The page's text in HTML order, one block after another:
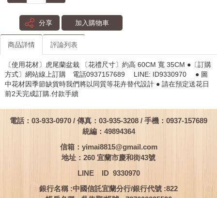
分享 加入購物車
商品詳情 評論列表
〔使用花材〕虎尾蘭盆栽 〔花禮尺寸〕約高 60CM 寬 35CM ●〔訂購
方式〕網站線上訂購 電話0937157689 LINE: ID9330970 ● 圖
中花材因季節缺貨時我們將以同質等花卉替代設計 ● 請在預定送花日
前2天完成訂購.付款手續
電話：03-933-0970 / 傳真：03-935-3208 / 手機：0937-157689
統編：49894364
信箱： yimai8815@gmail.com
地址：260 宜蘭市慶和街43號
LINE ID 9330970
銀行名稱 :中國信託宜蘭分行/銀行代號 :822